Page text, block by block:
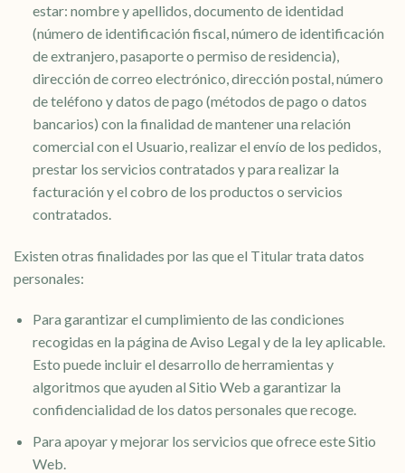
estar: nombre y apellidos, documento de identidad
(número de identificación fiscal, número de identificación
de extranjero, pasaporte o permiso de residencia),
dirección de correo electrónico, dirección postal, número
de teléfono y datos de pago (métodos de pago o datos
bancarios) con la finalidad de mantener una relación
comercial con el Usuario, realizar el envío de los pedidos,
prestar los servicios contratados y para realizar la
facturación y el cobro de los productos o servicios
contratados.
Existen otras finalidades por las que el Titular trata datos
personales:
Para garantizar el cumplimiento de las condiciones
recogidas en la página de Aviso Legal y de la ley aplicable.
Esto puede incluir el desarrollo de herramientas y
algoritmos que ayuden al Sitio Web a garantizar la
confidencialidad de los datos personales que recoge.
Para apoyar y mejorar los servicios que ofrece este Sitio
Web.